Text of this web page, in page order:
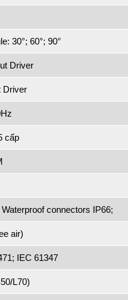
30°; 60°; 90°
Driver
Driver
cấp
connectors IP66;
air)
IEC 61347
L70)